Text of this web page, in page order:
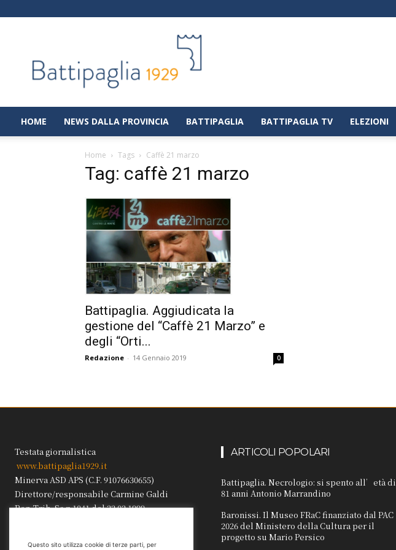
|
Notizie
dalla
città
di
HOME NEWS DALLA PROVINCIA BATTIPAGLIA BATTIPAGLIA TV ELEZIONI
Home Tags Caffè 21 marzo
Tag: caffè 21 marzo
Battipaglia. Aggiudicata la
gestione del “Caffè 21 Marzo” e
degli “Orti...
Redazione - 14 Gennaio 2019 0
Testata giornalistica
www.battipaglia1929.it
Minerva ASD APS (C.F. 91076630655)
Direttore/responsabile Carmine Galdi
Reg. Trib. Sa n.1041 del 22.02.1999.
ARTICOLI POPOLARI
Battipaglia. Necrologio: si spento all’età di
81 anni Antonio Marrandino
Baronissi. Il Museo FRaC finanziato dal PAC
2026 del Ministero della Cultura per il
progetto su Mario Persico
Questo sito utilizza cookie di terze parti, per